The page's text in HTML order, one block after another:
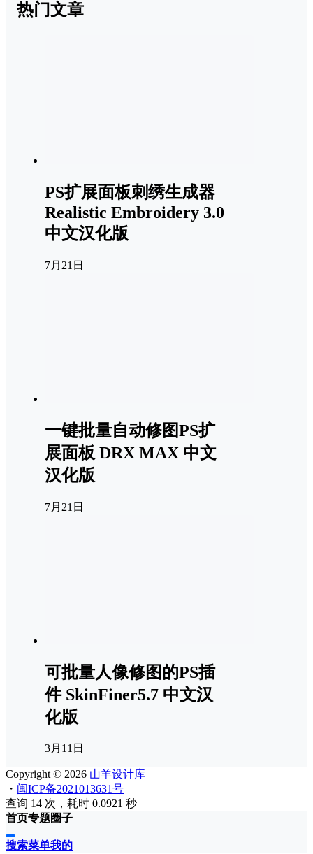
热门文章
PS扩展面板刺绣生成器
Realistic Embroidery 3.0
中文汉化版
7月21日
一键批量自动修图PS扩
展面板 DRX MAX 中文
汉化版
7月21日
可批量人像修图的PS插
件 SkinFiner5.7 中文汉
化版
3月11日
Copyright © 2026 山羊设计库
・ 闽ICP备2021013631号
查询 14 次，耗时 0.0921 秒
首页专题圈子
搜索菜单我的